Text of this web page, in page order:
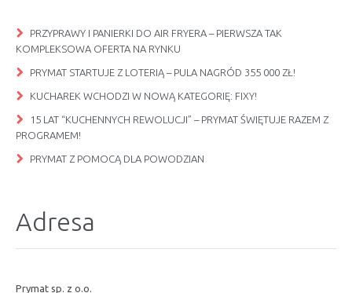
PRZYPRAWY I PANIERKI DO AIR FRYERA – PIERWSZA TAK
KOMPLEKSOWA OFERTA NA RYNKU
PRYMAT STARTUJE Z LOTERIĄ – PULA NAGRÓD 355 000 ZŁ!
KUCHAREK WCHODZI W NOWĄ KATEGORIĘ: FIXY!
15 LAT “KUCHENNYCH REWOLUCJI” – PRYMAT ŚWIĘTUJE RAZEM Z
PROGRAMEM!
PRYMAT Z POMOCĄ DLA POWODZIAN
Adresa
Prymat sp. z o.o.